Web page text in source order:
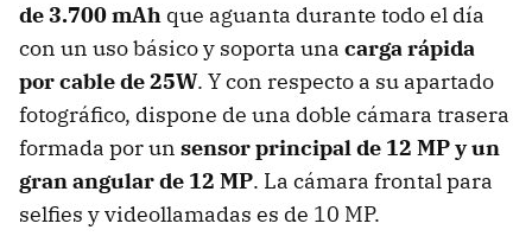
de 3.700 mAh que aguanta durante todo el día
con un uso básico y soporta una carga rápida
por cable de 25W. Y con respecto a su apartado
fotográfico, dispone de una doble cámara trasera
formada por un sensor principal de 12 MP y un
gran angular de 12 MP. La cámara frontal para
selfies y videollamadas es de 10 MP.